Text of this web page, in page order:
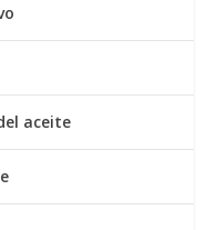
aceite